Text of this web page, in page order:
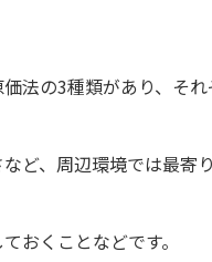
法の3種類があり、そ
ど、周辺環境では最寄
おくことなどです。